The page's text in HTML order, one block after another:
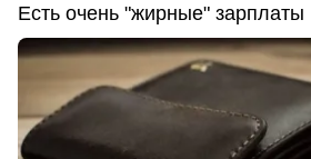
Есть очень "жирные" зарплаты